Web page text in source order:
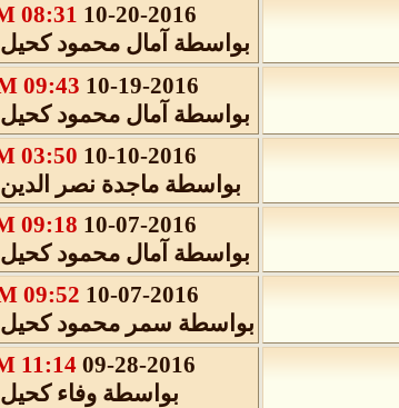
10-20-2016
08:31 PM
بواسطة آمال محمود كحيل
10-19-2016
09:43 AM
بواسطة آمال محمود كحيل
10-10-2016
03:50 PM
بواسطة ماجدة نصر الدين
10-07-2016
09:18 PM
بواسطة آمال محمود كحيل
10-07-2016
09:52 AM
بواسطة سمر محمود كحيل
09-28-2016
11:14 PM
بواسطة وفاء كحيل